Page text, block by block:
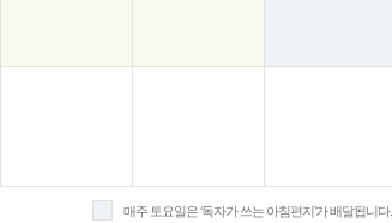
매주 토요일은 ‘독자가 쓰는 아침편지’가 배달됩니다.
10/9~10/10